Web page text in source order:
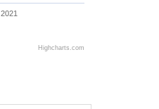
2021
Highcharts.com